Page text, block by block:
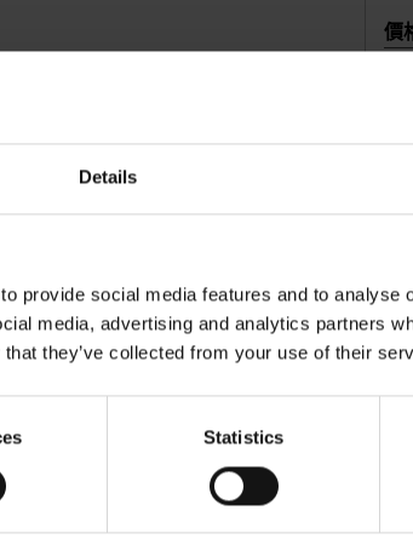
Details
provide social media features and to analyse
media, advertising and analytics partners
they’ve collected from your use of their
Statistics
價
参